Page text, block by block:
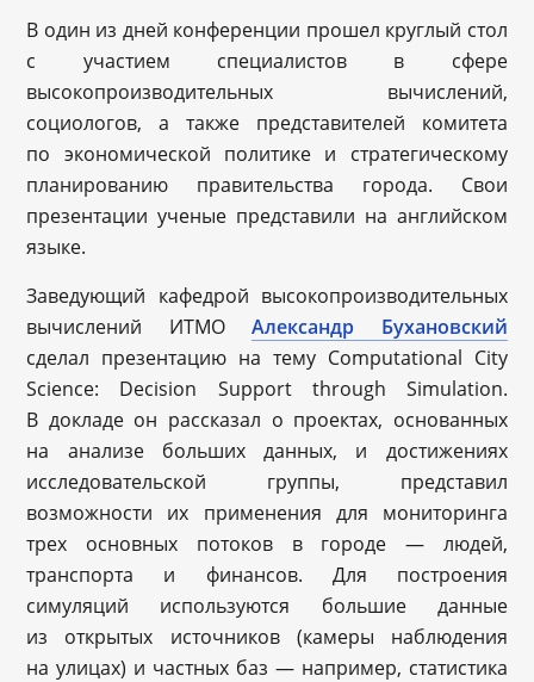
В один из дней конференции прошел круглый стол
с участием специалистов в сфере
высокопроизводительных вычислений,
социологов, а также представителей комитета
по экономической политике и стратегическому
планированию правительства города. Свои
презентации ученые представили на английском
языке.
Заведующий кафедрой высокопроизводительных
вычислений ИТМО
Александр Бухановский
сделал презентацию на тему Computational City
Science: Decision Support through Simulation.
В докладе он рассказал о проектах, основанных
на анализе больших данных, и достижениях
исследовательской группы, представил
возможности их применения для мониторинга
трех основных потоков в городе — людей,
транспорта и финансов. Для построения
симуляций используются большие данные
из открытых источников (камеры наблюдения
на улицах) и частных баз — например, статистика